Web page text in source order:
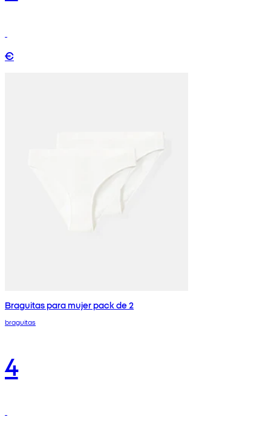
€
Braguitas para mujer pack de 2
braguitas
4